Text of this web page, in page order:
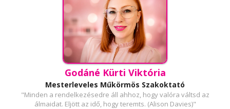
Godáné Kürti Viktória
Mesterleveles Műkörmös Szakoktató
"Minden a rendelkezésedre áll ahhoz, hogy valóra váltsd az
álmaidat. Eljött az idő, hogy teremts. (Alison Davies)"